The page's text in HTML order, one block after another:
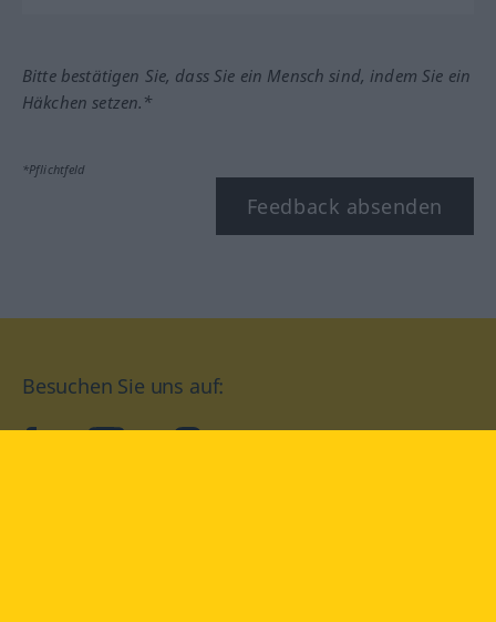
Bitte bestätigen Sie, dass Sie ein Mensch sind, indem Sie ein
Häkchen setzen.*
*Pflichtfeld
Feedback absenden
Besuchen Sie uns auf: